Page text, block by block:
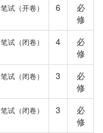
笔试（开卷） 6
必
修
笔试（闭卷） 4
必
修
笔试（闭卷） 3
必
修
笔试（闭卷） 3
必
修